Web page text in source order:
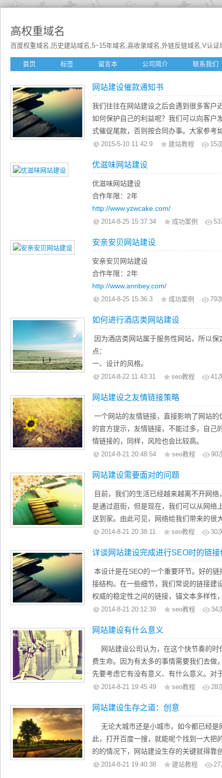
高权重域名
百度权重域名,历史建站域名,5~15年域名,高收录域名,外链反链域名,V认
首页 标签 留言本 公司简介 联系我们
网站建设催款通知书
我们往往在网站建设之后会遇到很多客户
如何保护自己的利益呢？我们可以向客户
式催促尾款，否则按合同办事。大家参考
催款通知书
贵公司网站www.***.com
公司网站余款￥3000.00整 。根据贵我双
网站上线后3天内付清余款，现已逾期42
涉无果，现已严重影响我方业务进度及贵
2015-5-10 11:42:9 建站教程 15
优滋味网站建设
优滋味网站建设
合作年限：2年
http://www.yzwcake.com/
2014-8-25 15:37:34 成功案例 53
安亲安贝网站建设
安亲安贝网站建设
合作年限：2年
http://www.annbey.com/
2014-8-25 15:36:3 成功案例 79
如何进行酒店类网站建设
因为酒店类网站属于服务性网站，所以
点：
一、设计的风格。
根据酒店行业的服务对象，对酒店网站进
二、板块的设置。
根据每个酒店对消费者提供的不同的服
块，以体现酒店自身的特色。比如：环境
三、重点功能“订房中心”的设计。
站在消费者的角度，来到酒店网站，最直
流程不尽相同，所以要了解每个酒店的预
2014-8-22 11:43:31 seo教程 41
网站建设之友情链接策略
一个网站的友情链接，直接影响了网站
的官方提示，友情链接，不能过多，自己
情链接的，同样，风险也会比较高。
2014-8-21 20:48:54 seo教程 90
网站建设需要面对的问题
目前，我们的生活已经越来越离不开网
是通过逛街，但是现在，我们可以从网络
送到家。由此可见，网络给我们带来的很
越多。你是否也想有一个自己的网站呢？
站，比如说是社交还是新闻等等。但是无
们都需要去做ICP域名备案。其次，我们
首页做的尽可能的华丽漂亮，比如说图片
格。其次，我们在选择网站的载体，也就
服务器的速度是否快，带宽是否足够大。
2014-8-21 20:38:11 seo教程 30
详谈网站建设完成进行SEO时的链接
本设计是在SEO的一个重要环节。好的
接结构。在一些细节，我们常说的链接建
权威的稳定性之间的链接，锚文本多样性
链接策略师需要做的。今天，分形科技愿
1链接锚文本
锚文本是众所周知的链接优化是一个重
引擎排名，至少在谷歌。链接锚文本的选
细的例子是思维亿欧元的锚文本。关键词
化。
另外，锚文本，这是很重要的，如果你是
的价值，如第一搜索引擎百度，国外还
2014-8-21 20:12:39 seo教程 34
网站建设有什么意义
网站建设公司认为，在这个快节奏的时
费生命。因为有太多的事情需要我们去做
先要考虑它有没有意义、有什么意义。对
又亏本的事情，那么企业要做网站建设的
现在的企业是越来越重视企业的宣传和展
及企业形象的提升都有很大的帮助，然
媒体平台，这也是诸如平面广告、但是广
企业建设了自己的网站，最显而易见的作
文化，让更多人了解和认同企业，企业的
2014-8-21 19:45:49 seo教程 28
网站建设生存之道：创意
无论大城市还是小城市，如今都已经是
此，打开百度一搜，就能呢个找到一大把
的的情况下，网站建设生存的关键就得靠
的人或团队设计出来的网站是绝对不可能
2014-8-21 19:40:38 建站教程 27